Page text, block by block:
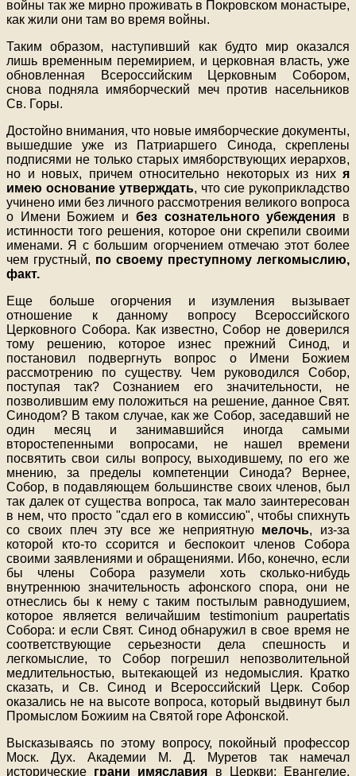
войны так же мирно проживать в Покровском монастыре,
как жили они там во время войны.
Таким образом, наступивший как будто мир оказался
лишь временным перемирием, и церковная власть, уже
обновленная Всероссийским Церковным Собором,
снова подняла имяборческий меч против насельников
Св. Горы.
Достойно внимания, что новые имяборческие документы,
вышедшие уже из Патриаршего Синода, скреплены
подписями не только старых имяборствующих иерархов,
но и новых, причем относительно некоторых из них я
имею основание утверждать, что сие рукоприкладство
учинено ими без личного рассмотрения великого вопроса
о Имени Божием и без сознательного убеждения в
истинности того решения, которое они скрепили своими
именами. Я с большим огорчением отмечаю этот более
чем грустный, по своему преступному легкомыслию,
факт.
Еще больше огорчения и изумления вызывает
отношение к данному вопросу Всероссийского
Церковного Собора. Как известно, Собор не доверился
тому решению, которое изнес прежний Синод, и
постановил подвергнуть вопрос о Имени Божием
рассмотрению по существу. Чем руководился Собор,
поступая так? Сознанием его значительности, не
позволившим ему положиться на решение, данное Свят.
Синодом? В таком случае, как же Собор, заседавший не
один месяц и занимавшийся иногда самыми
второстепенными вопросами, не нашел времени
посвятить свои силы вопросу, выходившему, по его же
мнению, за пределы компетенции Синода? Вернее,
Собор, в подавляющем большинстве своих членов, был
так далек от существа вопроса, так мало заинтересован
в нем, что просто "сдал его в комиссию", чтобы спихнуть
со своих плеч эту все же неприятную мелочь, из-за
которой кто-то ссорится и беспокоит членов Собора
своими заявлениями и обращениями. Ибо, конечно, если
бы члены Собора разумели хоть сколько-нибудь
внутреннюю значительность афонского спора, они не
отнеслись бы к нему с таким постылым равнодушием,
которое является величайшим testimonium paupertatis
Собора: и если Свят. Синод обнаружил в свое время не
соответствующие серьезности дела спешность и
легкомыслие, то Собор погрешил непозволительной
медлительностью, вытекающей из недомыслия. Кратко
сказать, и Св. Синод и Всероссийский Церк. Собор
оказались не на высоте вопроса, который выдвинут был
Промыслом Божиим на Святой горе Афонской.
Высказываясь по этому вопросу, покойный профессор
Моск. Дух. Академии М. Д. Муретов так намечал
исторические грани имяславия в Церкви: Евангелие,